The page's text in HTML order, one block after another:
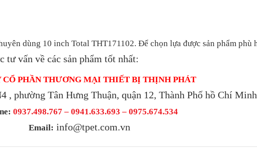
dùng 10 inch Total THT171102. Để chọn lựa được sản phẩm phù
tư vấn về các sản phẩm tốt nhất:
CỔ PHẦN THƯƠNG MẠI THIẾT BỊ THỊNH PHÁT
, phường Tân Hưng Thuận, quận 12, Thành Phố hồ Chí Minh
0937.498.767 – 0941.633.693 –0975.674.534
Email: info@tpet.com.vn